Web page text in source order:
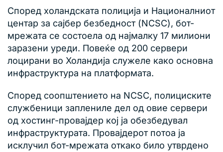
Според холандската полиција и Националниот
центар за сајбер безбедност (NCSC), бот-
мрежата се состоела од најмалку 17 милиони
заразени уреди. Повеќе од 200 сервери
лоцирани во Холандија служеле како основна
инфраструктура на платформата.
Според соопштението на NCSC, полициските
службеници заплениле дел од овие сервери
од хостинг-провајдер кој ја обезбедувал
инфраструктурата. Провајдерот потоа ја
исклучил бот-мрежата откако било утврдено